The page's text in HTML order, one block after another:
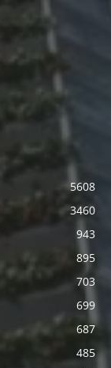
5608
3460
943
895
703
699
687
485